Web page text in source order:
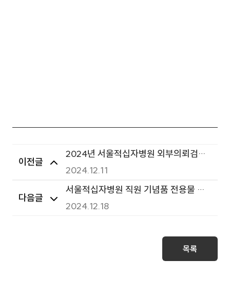
이전글
2024년 서울적십자병원 외부의뢰검사
용역 입찰 시행-1재공고
2024.12.11
다음글
서울적십자병원 직원 기념품 전용물 구
축 및 운영용역 입찰공고
2024.12.18
목록